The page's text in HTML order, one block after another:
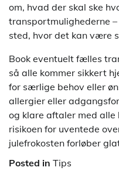
om, hvad der skal ske
transportmulighederne
sted, hvor det kan være
Book eventuelt fælles
så alle kommer sikkert
for særlige behov eller
allergier eller
og klare aftaler med alle
risikoen for uventede
julefrokosten forløber
Posted in Tips